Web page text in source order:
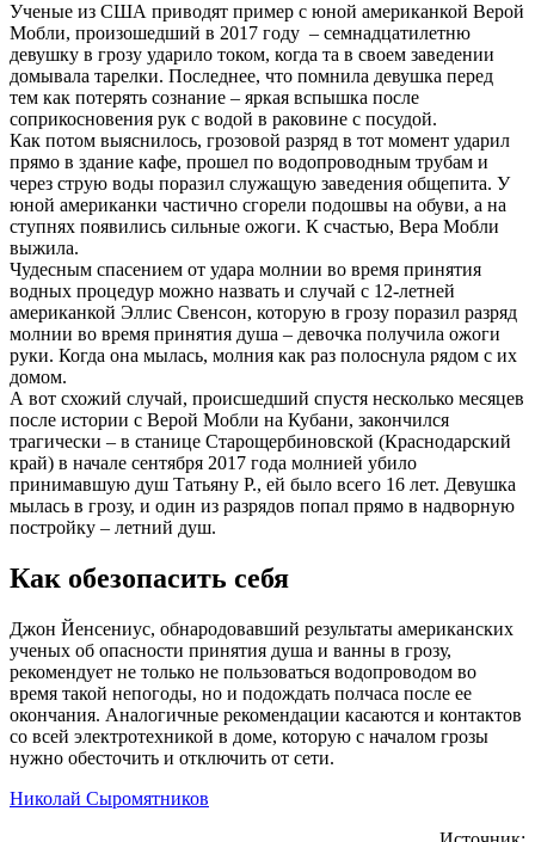
Ученые из США приводят пример с юной американкой Верой
Мобли, произошедший в 2017 году – семнадцатилетню
девушку в грозу ударило током, когда та в своем заведении
домывала тарелки. Последнее, что помнила девушка перед
тем как потерять сознание – яркая вспышка после
соприкосновения рук с водой в раковине с посудой.
Как потом выяснилось, грозовой разряд в тот момент ударил
прямо в здание кафе, прошел по водопроводным трубам и
через струю воды поразил служащую заведения общепита. У
юной американки частично сгорели подошвы на обуви, а на
ступнях появились сильные ожоги. К счастью, Вера Мобли
выжила.
Чудесным спасением от удара молнии во время принятия
водных процедур можно назвать и случай с 12-летней
американкой Эллис Свенсон, которую в грозу поразил разряд
молнии во время принятия душа – девочка получила ожоги
руки. Когда она мылась, молния как раз полоснула рядом с их
домом.
А вот схожий случай, происшедший спустя несколько месяцев
после истории с Верой Мобли на Кубани, закончился
трагически – в станице Старощербиновской (Краснодарский
край) в начале сентября 2017 года молнией убило
принимавшую душ Татьяну Р., ей было всего 16 лет. Девушка
мылась в грозу, и один из разрядов попал прямо в надворную
постройку – летний душ.
Как обезопасить себя
Джон Йенсениус, обнародовавший результаты американских
ученых об опасности принятия душа и ванны в грозу,
рекомендует не только не пользоваться водопроводом во
время такой непогоды, но и подождать полчаса после ее
окончания. Аналогичные рекомендации касаются и контактов
со всей электротехникой в доме, которую с началом грозы
нужно обесточить и отключить от сети.
Николай Сыромятников